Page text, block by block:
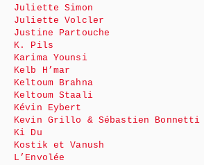
Juliette Simon
Juliette Volcler
Justine Partouche
K. Pils
Karima Younsi
Kelb H’mar
Keltoum Brahna
Keltoum Staali
Kévin Eybert
Kevin Grillo & Sébastien Bonnetti
Ki Du
Kostik et Vanush
L’Envolée